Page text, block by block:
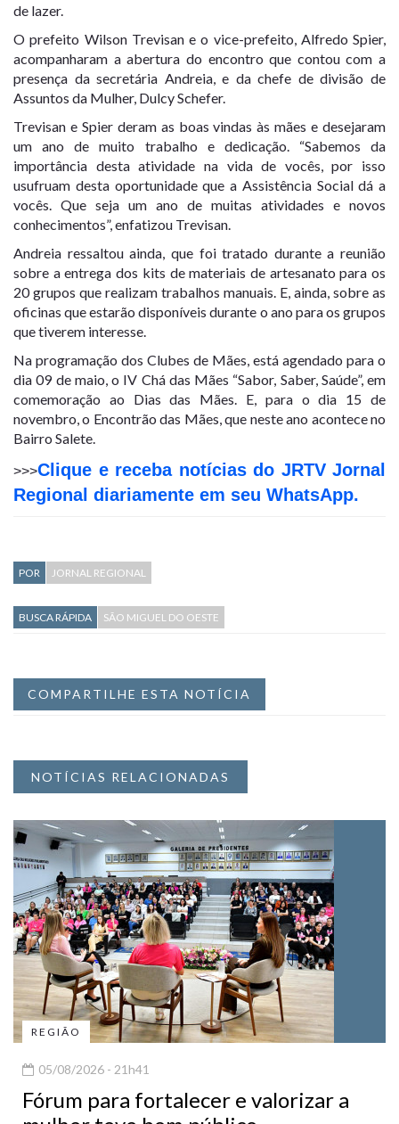
de lazer.
O prefeito Wilson Trevisan e o vice-prefeito, Alfredo Spier,
acompanharam a abertura do encontro que contou com a
presença da secretária Andreia, e da chefe de divisão de
Assuntos da Mulher, Dulcy Schefer.
Trevisan e Spier deram as boas vindas às mães e desejaram
um ano de muito trabalho e dedicação. “Sabemos da
importância desta atividade na vida de vocês, por isso
usufruam desta oportunidade que a Assistência Social dá a
vocês. Que seja um ano de muitas atividades e novos
conhecimentos”, enfatizou Trevisan.
Andreia ressaltou ainda, que foi tratado durante a reunião
sobre a entrega dos kits de materiais de artesanato para os
20 grupos que realizam trabalhos manuais. E, ainda, sobre as
oficinas que estarão disponíveis durante o ano para os grupos
que tiverem interesse.
Na programação dos Clubes de Mães, está agendado para o
dia 09 de maio, o IV Chá das Mães “Sabor, Saber, Saúde”, em
comemoração ao Dias das Mães. E, para o dia 15 de
novembro, o Encontrão das Mães, que neste ano acontece no
Bairro Salete.
>>>Clique e receba notícias do JRTV Jornal
Regional diariamente em seu WhatsApp.
POR JORNAL REGIONAL
BUSCA RÁPIDA SÃO MIGUEL DO OESTE
COMPARTILHE ESTA NOTÍCIA
NOTÍCIAS RELACIONADAS
REGIÃO
05/08/2026 - 21h41
Fórum para fortalecer e valorizar a